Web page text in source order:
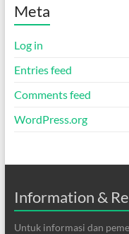
Meta
Log in
Entries feed
Comments feed
WordPress.org
Information &
Untuk informasi dan